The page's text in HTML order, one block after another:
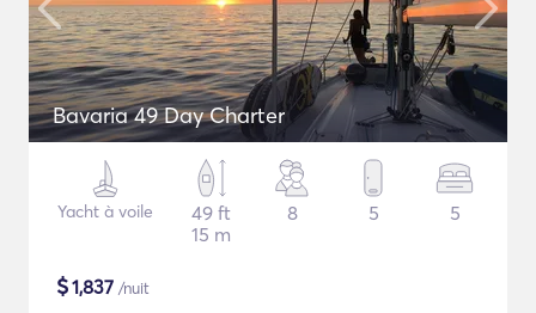
Bavaria 49 Day Charter
Yacht à voile
49 ft
15 m
8 5 5
$1,837 /nuit